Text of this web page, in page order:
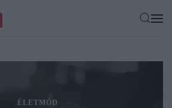
ÉLETMÓD